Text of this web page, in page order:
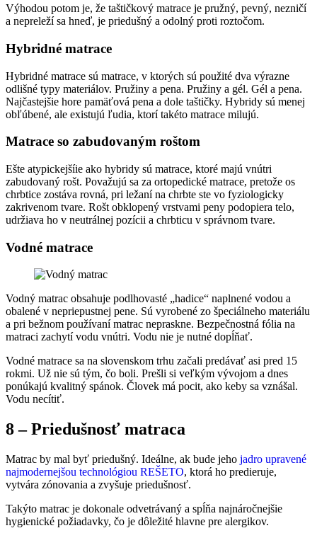
Výhodou potom je, že taštičkový matrace je pružný, pevný, nezničí
a nepreleží sa hneď, je priedušný a odolný proti roztočom.
Hybridné matrace
Hybridné matrace sú matrace, v ktorých sú použité dva výrazne
odlišné typy materiálov. Pružiny a pena. Pružiny a gél. Gél a pena.
Najčastejšie hore pamäťová pena a dole taštičky. Hybridy sú menej
obľúbené, ale existujú ľudia, ktorí takéto matrace milujú.
Matrace so zabudovaným roštom
Ešte atypickejšíie ako hybridy sú matrace, ktoré majú vnútri
zabudovaný rošt. Považujú sa za ortopedické matrace, pretože os
chrbtice zostáva rovná, pri ležaní na chrbte ste vo fyziologicky
zakrivenom tvare. Rošt obklopený vrstvami peny podopiera telo,
udržiava ho v neutrálnej pozícii a chrbticu v správnom tvare.
Vodné matrace
Vodný matrac obsahuje podlhovasté „hadice“ naplnené vodou a
obalené v nepriepustnej pene. Sú vyrobené zo špeciálneho materiálu
a pri bežnom používaní matrac nepraskne. Bezpečnostná fólia na
matraci zachytí vodu vnútri. Vodu nie je nutné dopĺňať.
Vodné matrace sa na slovenskom trhu začali predávať asi pred 15
rokmi. Už nie sú tým, čo boli. Prešli si veľkým vývojom a dnes
ponúkajú kvalitný spánok. Človek má pocit, ako keby sa vznášal.
Vodu necítiť.
8 – Priedušnosť matraca
Matrac by mal byť priedušný. Ideálne, ak bude jeho jadro upravené
najmodernejšou technológiou REŠETO, ktorá ho predieruje,
vytvára zónovania a zvyšuje priedušnosť.
Takýto matrac je dokonale odvetrávaný a spĺňa najnáročnejšie
hygienické požiadavky, čo je dôležité hlavne pre alergikov.